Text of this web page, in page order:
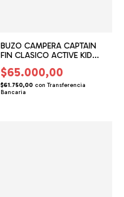
BUZO CAMPERA CAPTAIN
FIN CLASICO ACTIVE KID
(CJ106301)
$65.000,00
$61.750,00 con Transferencia
Bancaria